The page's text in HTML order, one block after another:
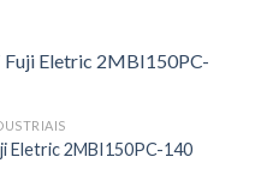
Eletric 2MBI150PC-140